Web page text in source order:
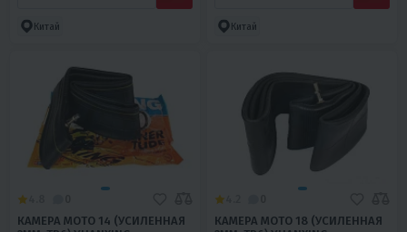
Китай Китай
КАМЕРА МОТО 14 (УСИЛЕННАЯ
КАМЕРА МОТО 18 (УСИЛЕННАЯ